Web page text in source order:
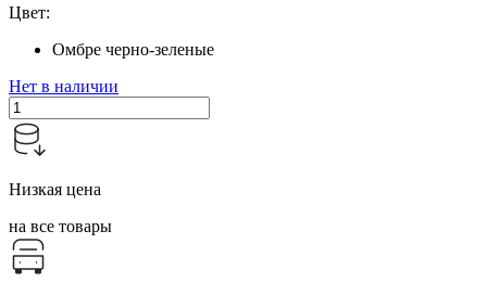
Цвет:
Омбре черно-зеленые
Нет в наличии
Низкая цена
на все товары